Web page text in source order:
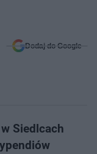
Dodaj do Google
Siedlcach